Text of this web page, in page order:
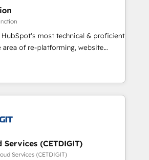
Portugal—we've executed over a
Our approach,
principles, integrates analysis,
and qualification. Leveraging
tactics, we focus on
and converting leads.
HubSpot's most technical & proficient
area of re-platforming, website
We specialize in multi-hub
for mid-market & enterprise
award-winning
Technical Expertise Impact
Solutions Partner 🏆2019
Impact Award 🏆2019
Services (CETDIGIT)
Services (CETDIGIT)